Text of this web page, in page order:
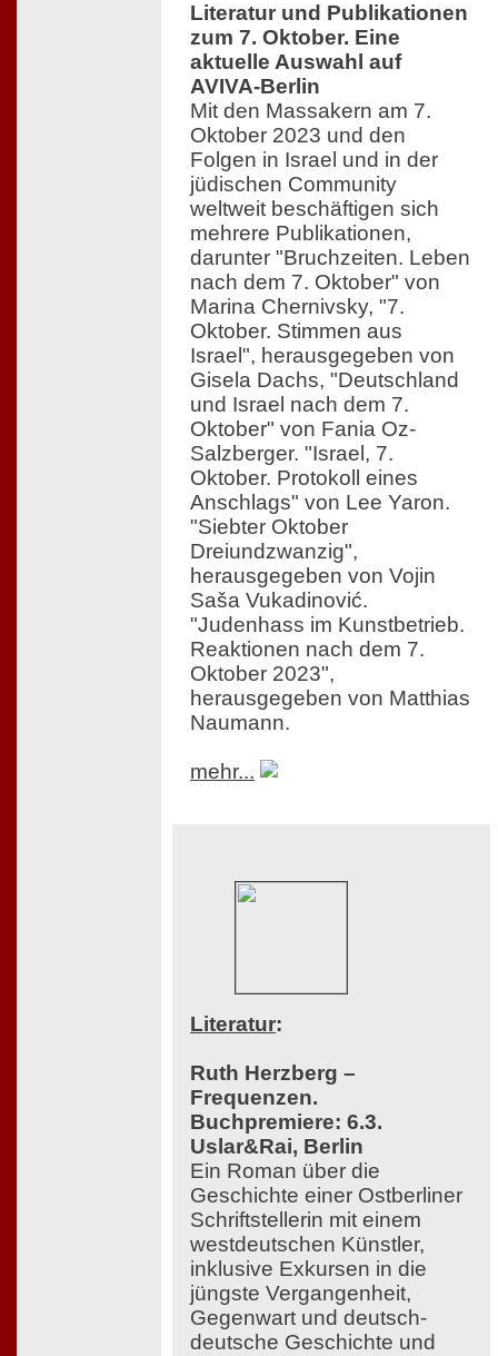
Literatur und Publikationen
zum 7. Oktober. Eine
aktuelle Auswahl auf
AVIVA-Berlin
Mit den Massakern am 7.
Oktober 2023 und den
Folgen in Israel und in der
jüdischen Community
weltweit beschäftigen sich
mehrere Publikationen,
darunter "Bruchzeiten. Leben
nach dem 7. Oktober" von
Marina Chernivsky, "7.
Oktober. Stimmen aus
Israel", herausgegeben von
Gisela Dachs, "Deutschland
und Israel nach dem 7.
Oktober" von Fania Oz-
Salzberger. "Israel, 7.
Oktober. Protokoll eines
Anschlags" von Lee Yaron.
"Siebter Oktober
Dreiundzwanzig",
herausgegeben von Vojin
Saša Vukadinović.
"Judenhass im Kunstbetrieb.
Reaktionen nach dem 7.
Oktober 2023",
herausgegeben von Matthias
Naumann.
mehr...
Literatur:
Ruth Herzberg –
Frequenzen.
Buchpremiere: 6.3.
Uslar&Rai, Berlin
Ein Roman über die
Geschichte einer Ostberliner
Schriftstellerin mit einem
westdeutschen Künstler,
inklusive Exkursen in die
jüngste Vergangenheit,
Gegenwart und deutsch-
deutsche Geschichte und